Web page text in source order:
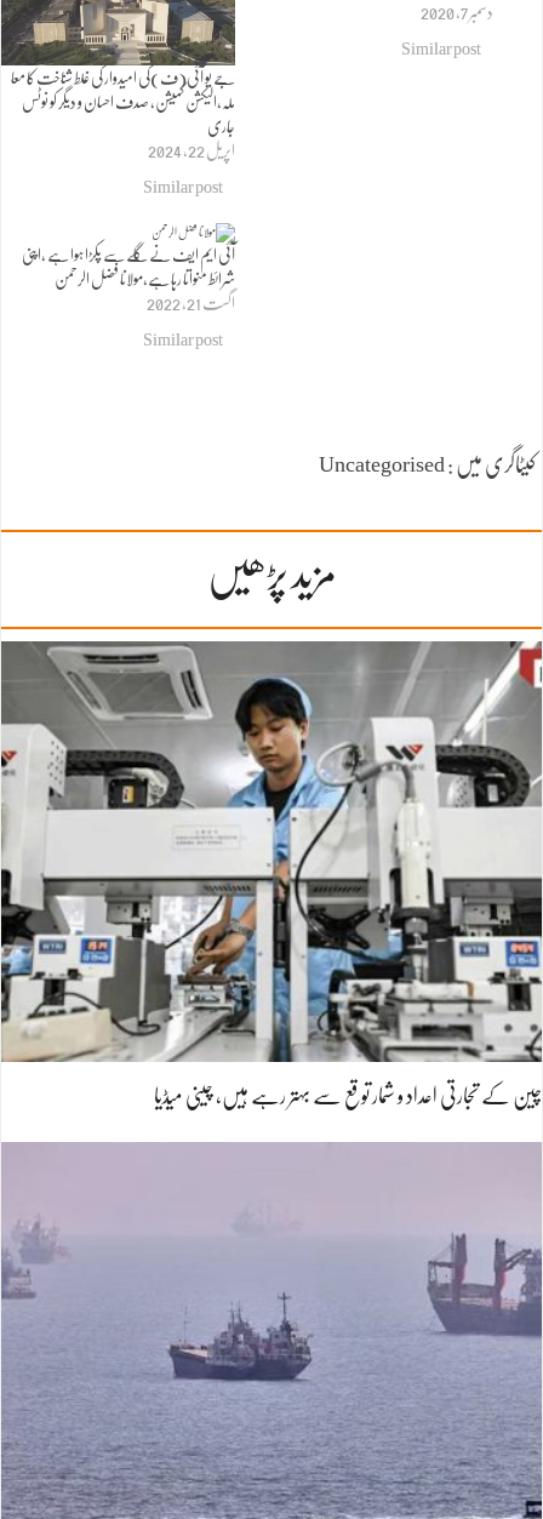
جے یو آئی(ف)کی امیدوار کی غلط شناخت کا معا
ملہ،الیکشن کمیشن، صدف احسان و دیگر کو نوٹس
جاری
اپریل 22, 2024
Similar post
دسمبر 7, 2020
Similar post
آئی ایم ایف نے گلے سے پکڑا ہوا ہے ،اپنی
شرائط منواتا رہا ہے،مولانا فضل الرحمن
اگست 21, 2022
Similar post
کیٹاگری میں : Uncategorised
مزید پڑھیں
چین کے تجارتی اعداد و شمار توقع سے بہتر رہے ہیں، چینی میڈیا